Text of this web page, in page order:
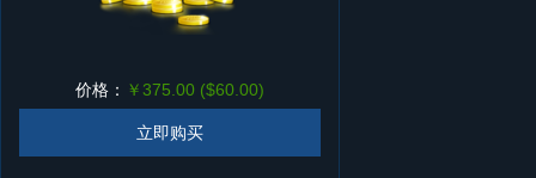
价格： ￥375.00 ($60.00)
立即购买